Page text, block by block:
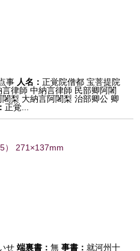
事 人名：正覚院僧都 宝菩提院
律師 中納言律師 民部卿阿闍
梨 大納言阿闍梨 治部卿公 卿
正覚...
） 271×137mm
せ 端裏書：無事書：就河州十